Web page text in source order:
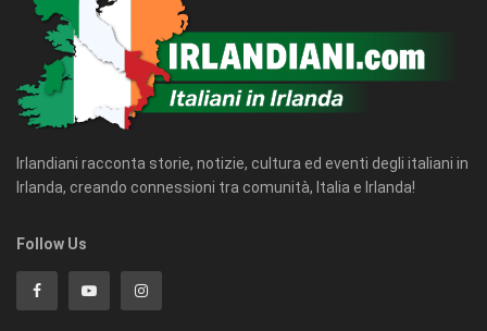
Irlandiani racconta storie, notizie, cultura ed eventi degli italiani in
Irlanda, creando connessioni tra comunità, Italia e Irlanda!
Follow Us